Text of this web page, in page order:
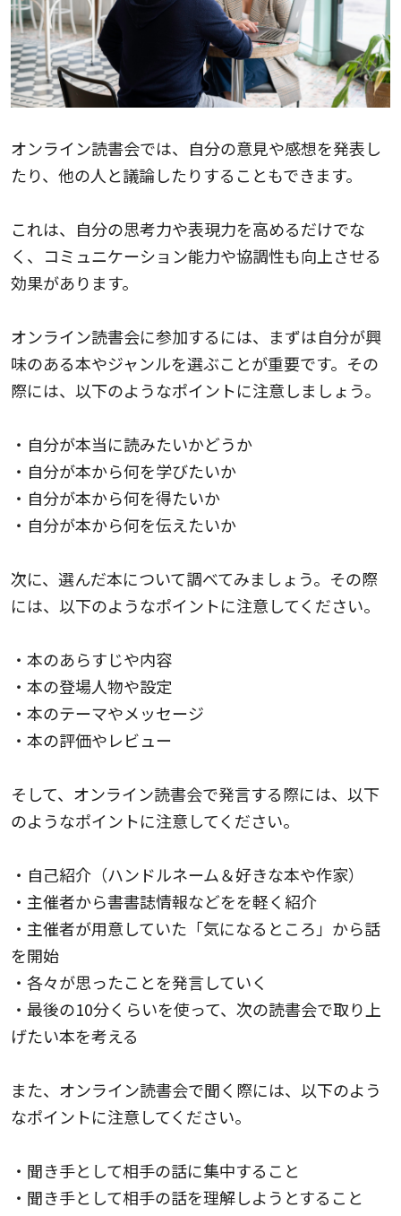
オンライン読書会では、自分の意見や感想を発表し
たり、他の人と議論したりすることもできます。
これは、自分の思考力や表現力を高めるだけでな
く、コミュニケーション能力や協調性も向上させる
効果があります。
オンライン読書会に参加するには、まずは自分が興
味のある本やジャンルを選ぶことが重要です。その
際には、以下のようなポイントに注意しましょう。
・自分が本当に読みたいかどうか
・自分が本から何を学びたいか
・自分が本から何を得たいか
・自分が本から何を伝えたいか
次に、選んだ本について調べてみましょう。その際
には、以下のようなポイントに注意してください。
・本のあらすじや内容
・本の登場人物や設定
・本のテーマやメッセージ
・本の評価やレビュー
そして、オンライン読書会で発言する際には、以下
のようなポイントに注意してください。
・自己紹介（ハンドルネーム＆好きな本や作家）
・主催者から書書誌情報などをを軽く紹介
・主催者が用意していた「気になるところ」から話
を開始
・各々が思ったことを発言していく
・最後の10分くらいを使って、次の読書会で取り上
げたい本を考える
また、オンライン読書会で聞く際には、以下のよう
なポイントに注意してください。
・聞き手として相手の話に集中すること
・聞き手として相手の話を理解しようとすること